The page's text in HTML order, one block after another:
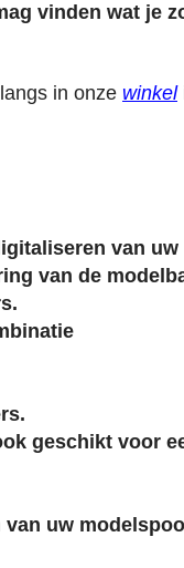
vinden wat je
in onze winkel
van uw
van de
geschikt voor
uw